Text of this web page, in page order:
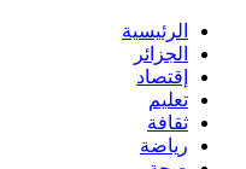
الرئيسية
الجزائر
إقتصاد
تعليم
ثقافة
رياضة